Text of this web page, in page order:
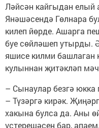
Ләйсән кайгыдан елый
Янәшәсендә Гөлнара
килеп йөрде. Ашарга
буе сөйләшеп утырды.
яшисе килми башлаган
кулыннан җитәкләп
– Сынаулар безгә юкка
– Түзәргә кирәк.
хакына булса да. Аны
үстерешәсең бар, апаем.